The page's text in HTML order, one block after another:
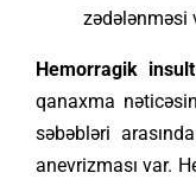
zədələnməsi
Hemorragik insult
qanaxma
səbəbləri
anevrizması var.